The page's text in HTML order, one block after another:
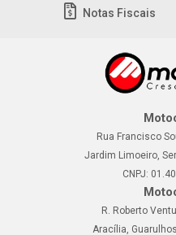
Notas Fiscais
Rua Francisco
Jardim Limoeiro,
CNPJ:
R. Roberto
Aracília,